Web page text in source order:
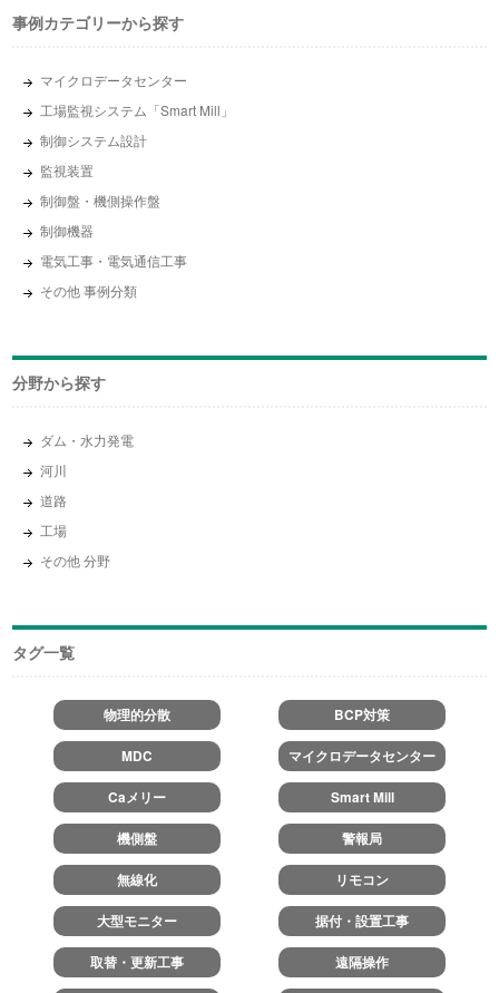
事例カテゴリーから探す
マイクロデータセンター
工場監視システム「Smart Mill」
制御システム設計
監視装置
制御盤・機側操作盤
制御機器
電気工事・電気通信工事
その他 事例分類
分野から探す
ダム・水力発電
河川
道路
工場
その他 分野
タグ一覧
物理的分散 BCP対策
MDC マイクロデータセンター
Caメリー Smart Mill
機側盤 警報局
無線化 リモコン
大型モニター 据付・設置工事
取替・更新工事 遠隔操作